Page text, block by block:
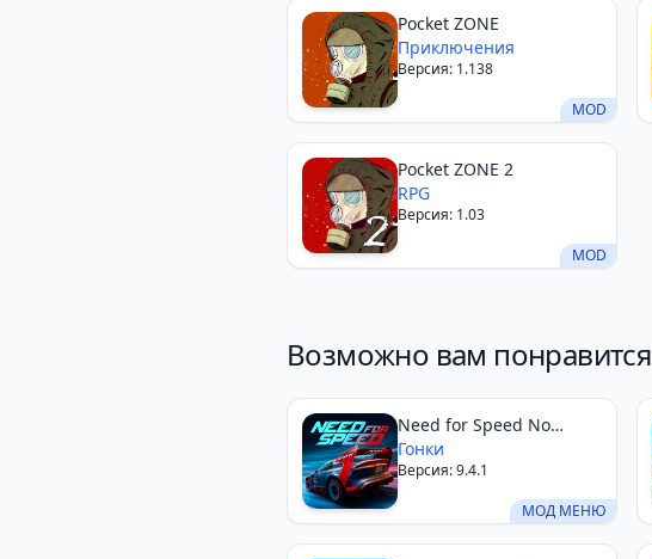
MOD
Pocket ZONE
Приключения
Версия: 1.138
MOD
Pocket ZONE 2
RPG
Версия: 1.03
Возможно вам понравится
МОД МЕНЮ
Need for Speed No
Limits
Гонки
Версия: 9.4.1